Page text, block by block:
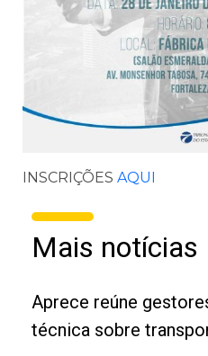
INSCRIÇÕES AQUI
Mais notícias
Aprece reúne
técnica sobre